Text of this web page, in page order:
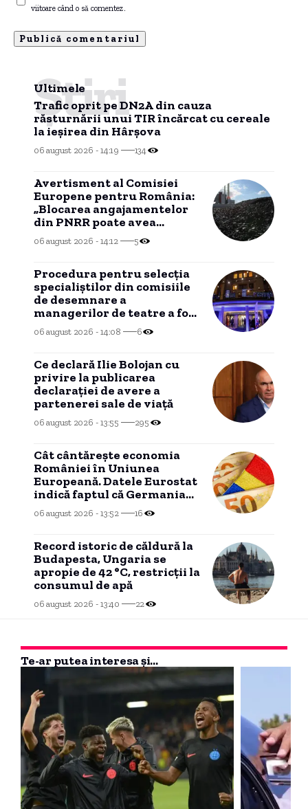
viitoare când o să comentez.
Ultimele
Știri
Trafic oprit pe DN2A din cauza
răsturnării unui TIR încărcat cu cereale
la ieșirea din Hârșova
06 august 2026 - 14:19 134
Avertisment al Comisiei
Europene pentru România:
„Blocarea angajamentelor
din PNRR poate avea
consecințe financiare
grave”
06 august 2026 - 14:12 5
Procedura pentru selecția
specialiștilor din comisiile
de desemnare a
managerilor de teatre a fost
reluată. Se caută 10
directori.
06 august 2026 - 14:08 6
Ce declară Ilie Bolojan cu
privire la publicarea
declarației de avere a
partenerei sale de viață
06 august 2026 - 13:55 295
Cât cântărește economia
României în Uniunea
Europeană. Datele Eurostat
indică faptul că Germania
rămâne lider detașat.
06 august 2026 - 13:52 16
Record istoric de căldură la
Budapesta, Ungaria se
apropie de 42 °C, restricții la
consumul de apă
06 august 2026 - 13:40 22
Te-ar putea interesa și...